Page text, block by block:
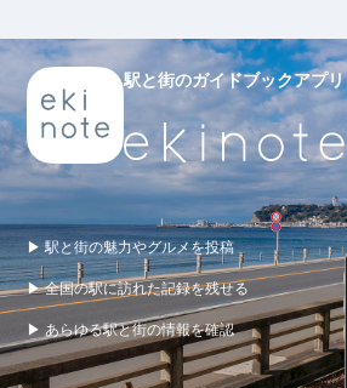
駅と街のガイドブックアプリ
▶ 駅と街の魅力やグルメを投稿
▶ 全国の駅に訪れた記録を残せる
▶ あらゆる駅と街の情報を確認